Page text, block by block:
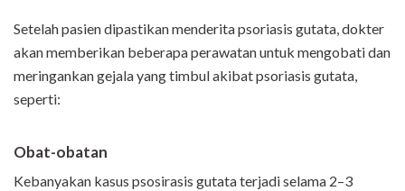
Setelah pasien dipastikan menderita psoriasis gutata, dokter
akan memberikan beberapa perawatan untuk mengobati dan
meringankan gejala yang timbul akibat psoriasis gutata,
seperti:
Obat-obatan
Kebanyakan kasus psosirasis gutata terjadi selama 2–3